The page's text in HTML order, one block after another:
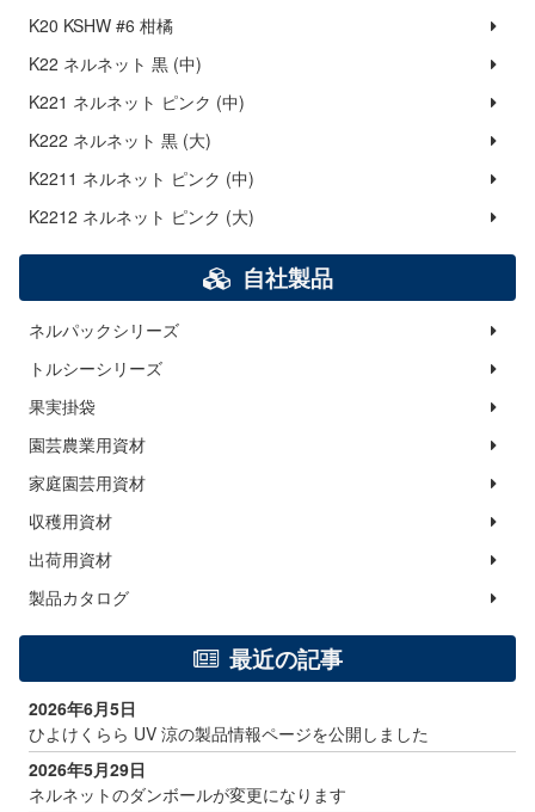
K20 KSHW #6 柑橘
K22 ネルネット 黒 (中)
K221 ネルネット ピンク (中)
K222 ネルネット 黒 (大)
K2211 ネルネット ピンク (中)
K2212 ネルネット ピンク (大)
自社製品
ネルパックシリーズ
トルシーシリーズ
果実掛袋
園芸農業用資材
家庭園芸用資材
収穫用資材
出荷用資材
製品カタログ
最近の記事
2026年6月5日
ひよけくらら UV 涼の製品情報ページを公開しました
2026年5月29日
ネルネットのダンボールが変更になります